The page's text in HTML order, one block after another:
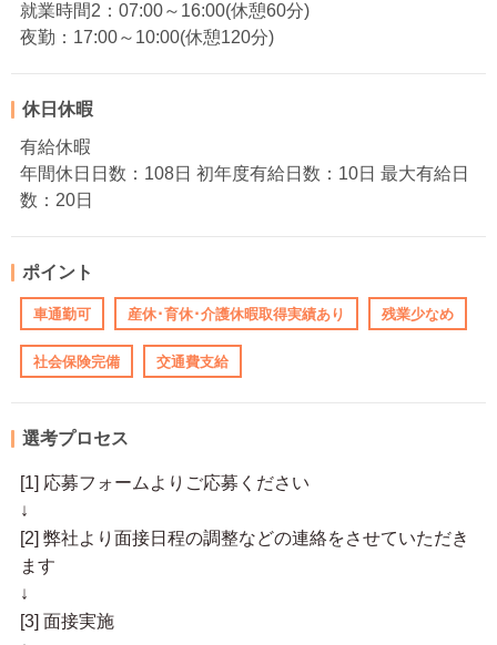
就業時間2：07:00～16:00(休憩60分)
夜勤：17:00～10:00(休憩120分)
休日休暇
有給休暇
年間休日日数：108日 初年度有給日数：10日 最大有給日
数：20日
ポイント
車通勤可 産休･育休･介護休暇取得実績あり 残業少なめ
社会保険完備 交通費支給
選考プロセス
[1] 応募フォームよりご応募ください
↓
[2] 弊社より面接日程の調整などの連絡をさせていただき
ます
↓
[3] 面接実施